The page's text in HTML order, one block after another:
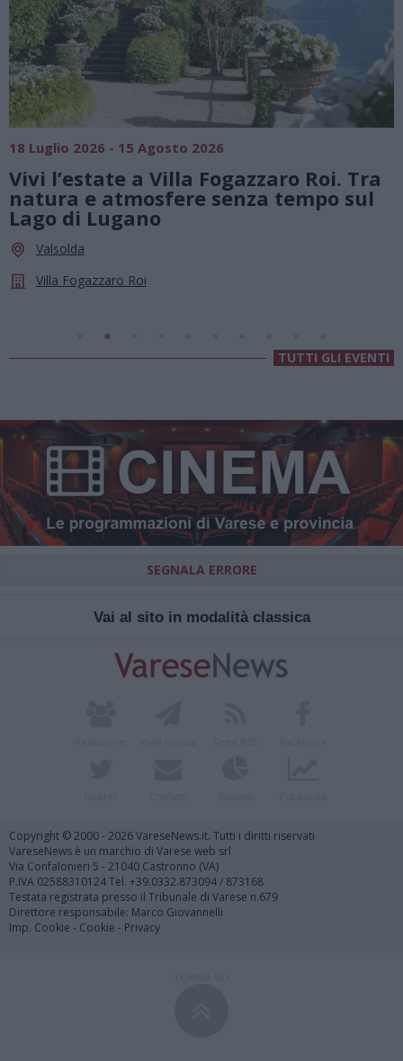
Tra
sul Summer Green Festival: fino al 23
agosto, musica e divertimento
le stelle a Cassano Magnago
TUTTI GLI EVENTI
SEGNALA ERRORE
Vai al sito in modalità classica
Copyright © 2000 - 2026 VareseNews.it. Tutti i diritti riservati
VareseNews è un marchio di Varese web srl
Via Confalonieri 5 - 21040 Castronno (VA)
P.IVA 02588310124 Tel. +39.0332.873094 / 873168
Testata registrata presso il Tribunale di Varese n.679
Direttore responsabile: Marco Giovannelli
Imp. Cookie - Cookie - Privacy